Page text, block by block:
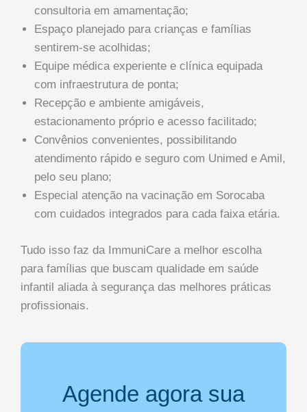
consultoria em amamentação;
Espaço planejado para crianças e famílias
sentirem-se acolhidas;
Equipe médica experiente e clínica equipada
com infraestrutura de ponta;
Recepção e ambiente amigáveis,
estacionamento próprio e acesso facilitado;
Convênios convenientes, possibilitando
atendimento rápido e seguro com Unimed e Amil,
pelo seu plano;
Especial atenção na vacinação em Sorocaba
com cuidados integrados para cada faixa etária.
Tudo isso faz da ImmuniCare a melhor escolha
para famílias que buscam qualidade em saúde
infantil aliada à segurança das melhores práticas
profissionais.
Agende agora sua